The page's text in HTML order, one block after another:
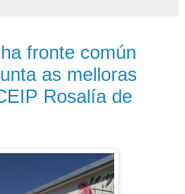
fronte común
as melloras
Rosalía de